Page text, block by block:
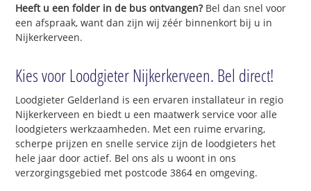
Heeft u een folder in de bus ontvangen?Bel dan snel voor
een afspraak, want dan zijn wij zéér binnenkort bij u in
Nijkerkerveen.
Kies voor Loodgieter Nijkerkerveen. Bel direct!
Loodgieter Gelderland is een ervaren installateur in regio
Nijkerkerveen en biedt u een maatwerk service voor alle
loodgieters werkzaamheden. Met een ruime ervaring,
scherpe prijzen en snelle service zijn de loodgieters het
hele jaar door actief. Bel ons als u woont in ons
verzorgingsgebied met postcode 3864 en omgeving.